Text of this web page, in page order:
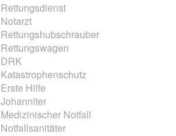
Rettungsdienst
Notarzt
Rettungshubschrauber
Rettungswagen
DRK
Katastrophenschutz
Erste Hilfe
Johanniter
Medizinischer Notfall
Notfallsanitäter